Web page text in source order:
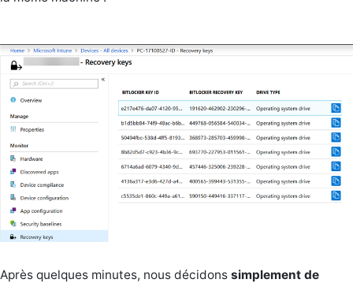
Après quelques minutes, nous décidons simplement de